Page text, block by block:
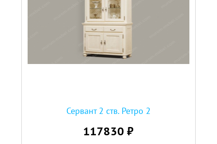
Сервант 2 ств. Ретро 2
117830 ₽